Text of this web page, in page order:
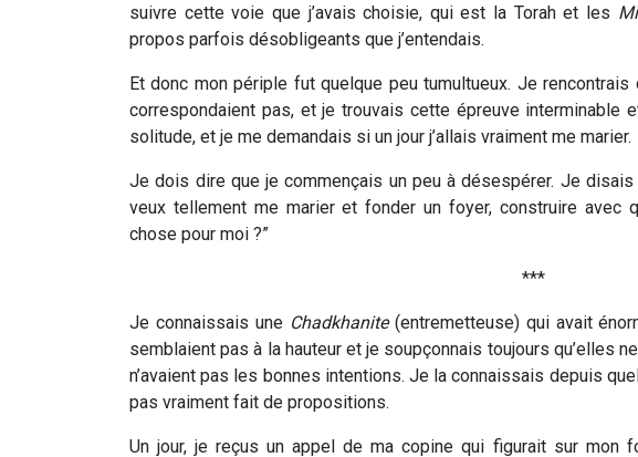
suivre cette voie que j’avais choisie, qui est la Torah et les
propos parfois désobligeants que j’entendais.
Et donc mon périple fut quelque peu tumultueux. Je
correspondaient pas, et je trouvais cette épreuve interminable
solitude, et je me demandais si un jour j’allais vraiment me marier.
Je dois dire que je commençais un peu à désespérer. Je disais
veux tellement me marier et fonder un foyer, construire avec
chose pour moi ?”
***
Je connaissais une Chadkhanite(entremetteuse) qui avait
semblaient pas à la hauteur et je soupçonnais toujours qu’elles
n’avaient pas les bonnes intentions. Je la connaissais depuis
pas vraiment fait de propositions.
Un jour, je reçus un appel de ma copine qui figurait sur mon